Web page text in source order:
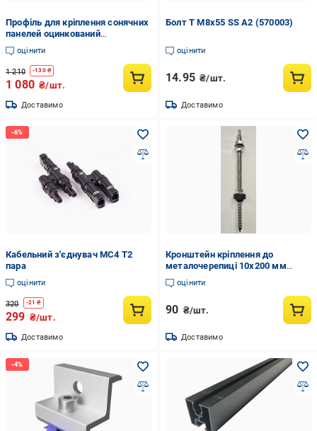
Профіль для кріплення сонячних
панелей оцинкований
41х21х10х1,4х4200 мм (0162)
оцінити
1 210 -130₴
1 080 ₴/шт.
Доставимо
Болт Т М8х55 SS A2 (570003)
оцінити
14.95 ₴/шт.
Доставимо
Кабельний з'єднувач МС4 Т2
пара
оцінити
320 -21 ₴
299 ₴/шт.
Доставимо
Кронштейн кріплення до
металочерепиці 10х200 мм
нержавіючий (100046)
оцінити
90 ₴/шт.
Доставимо